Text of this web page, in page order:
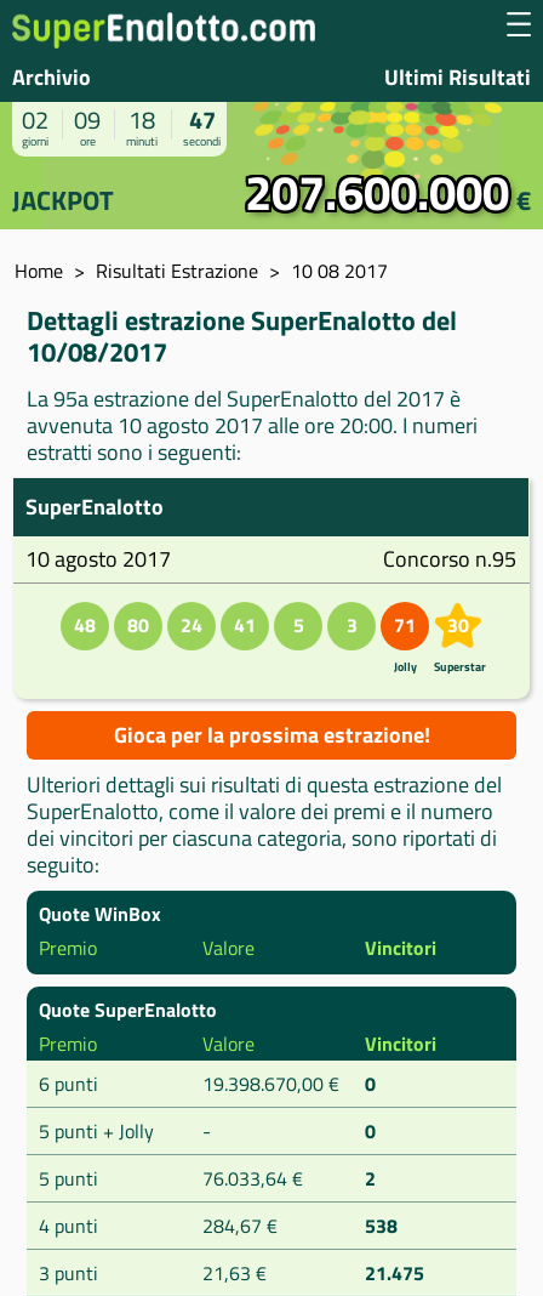
Archivio Ultimi Risultati
02
giorni
09
ore
18
minuti
47
secondi
JACKPOT 207.600.000€
Home Risultati Estrazione 10 08 2017
Dettagli estrazione SuperEnalotto del
10/08/2017
La 95a estrazione del SuperEnalotto del 2017 è
avvenuta 10 agosto 2017 alle ore 20:00. I numeri
estratti sono i seguenti:
SuperEnalotto
10 agosto 2017
Concorso n.95
48 80 24 41 5 3 71
Jolly
30
Superstar
Gioca per la prossima estrazione!
Ulteriori dettagli sui risultati di questa estrazione del
SuperEnalotto, come il valore dei premi e il numero
dei vincitori per ciascuna categoria, sono riportati di
seguito:
Quote WinBox
Premio
Valore Vincitori
Quote SuperEnalotto
Premio
Valore
Vincitori
6 punti
19.398.670,00 €
0
5 punti + Jolly
-
0
5 punti
76.033,64 €
2
4 punti
284,67 €
538
3 punti
21,63 €
21.475